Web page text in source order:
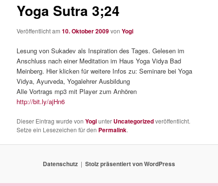
Yoga Sutra 3;24
Veröffentlicht am10. Oktober 2009vonYogi
Lesung von Sukadev als Inspiration des Tages. Gelesen im
Anschluss nach einer Meditation im Haus Yoga Vidya Bad
Meinberg. Hier klicken für weitere Infos zu: Seminare bei Yoga
Vidya, Ayurveda, Yogalehrer Ausbildung
Alle Vortrags mp3 mit Player zum Anhören
http://bit.ly/ajHn6
Dieser Eintrag wurde vonYogiunter Uncategorizedveröffentlicht.
Setze ein Lesezeichen für den Permalink.
Datenschutz Stolz präsentiert von WordPress